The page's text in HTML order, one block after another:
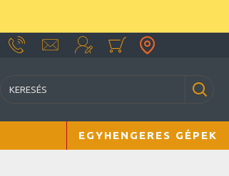
EGYHENGERES GÉPEK